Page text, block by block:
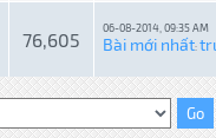
76,605
06-08-2014, 09:35 AM
Bài mới nhất: